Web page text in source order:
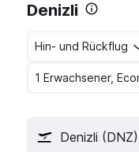
Denizli
Hin- und Rückflug
1 Erwachsener,
Denizli (DNZ)